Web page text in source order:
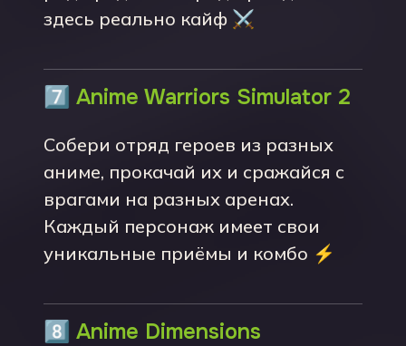
здесь реально кайф ⚔️
7️⃣ Anime Warriors Simulator 2
Собери отряд героев из разных
аниме, прокачай их и сражайся с
врагами на разных аренах.
Каждый персонаж имеет свои
уникальные приёмы и комбо ⚡
8️⃣ Anime Dimensions